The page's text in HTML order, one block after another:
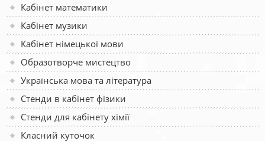
Кабінет математики
Кабінет музики
Кабінет німецької мови
Образотворче мистецтво
Українська мова та література
Стенди в кабінет фізики
Стенди для кабінету хімії
Класний куточок